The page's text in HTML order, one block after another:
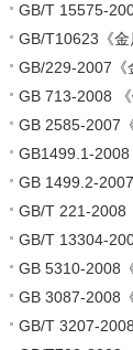
GB/T 15575-
GB 2585-2007
GB/T 13304-
GB/T 3207-